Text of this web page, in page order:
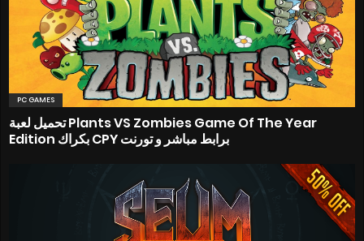
PC GAMES
تحميل لعبة Plants VS Zombies Game Of The Year
Edition بكراك CPY برابط مباشر و تورنت